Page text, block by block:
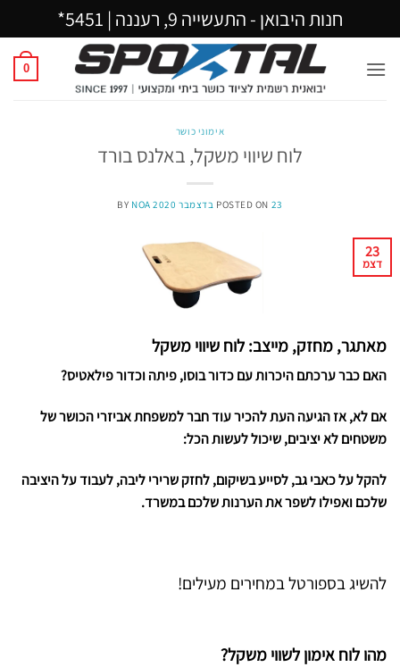
חנות היבואן - התעשייה 9, רעננה | 5451*
0
אימוני כושר
לוח שיווי משקל, באלנס בורד
POSTED ON 23 בדצמבר 2020 BY NOA
23
דצמ
מאתגר, מחזק, מייצב: לוח שיווי משקל
האם כבר ערכתם היכרות עם כדור בוסו, פיתה וכדור פילאטיס?
אם לא, אז הגיעה העת להכיר עוד חבר למשפחת אביזרי הכושר של
משטחים לא יציבים, שיכול לעשות הכל:
להקל על כאבי גב, לסייע בשיקום, לחזק שרירי ליבה, לעבוד על היציבה
שלכם ואפילו לשפר את הערנות שלכם במשרד.
להשיג בספורטל במחירים מעילים!
מהו לוח אימון לשווי משקל?